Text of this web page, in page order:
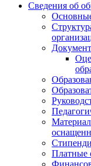
Сведения об
Платные